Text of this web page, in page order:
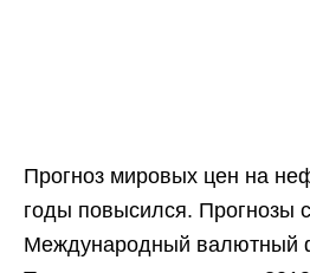
Прогноз мировых цен на
годы повысился. Прогнозы
Международный